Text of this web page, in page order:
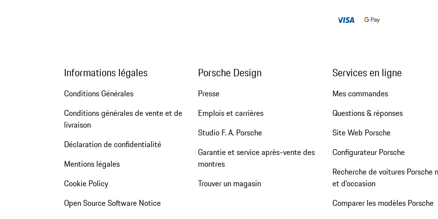
Informations légales
Conditions Générales
Conditions générales de vente et de
livraison
Déclaration de confidentialité
Mentions légales
Cookie Policy
Open Source Software Notice
Porsche Design
Presse
Emplois et carrières
Studio F. A. Porsche
Garantie et service après-vente des
montres
Trouver un magasin
Services en ligne
Mes commandes
Questions & réponses
Site Web Porsche
Configurateur Porsche
Recherche de voitures Porsche
et d'occasion
Comparer les modèles Porsche